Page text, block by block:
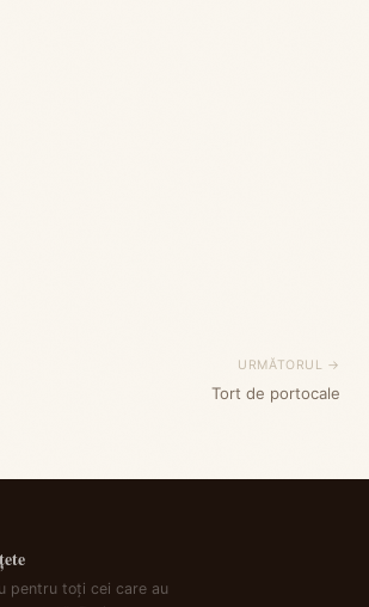
URMĂTORUL →
Tort de portocale
pentru toți cei care au